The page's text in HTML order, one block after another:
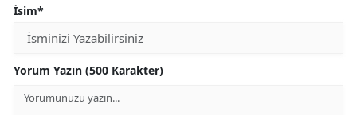
İsim*
Yorum Yazın (500 Karakter)